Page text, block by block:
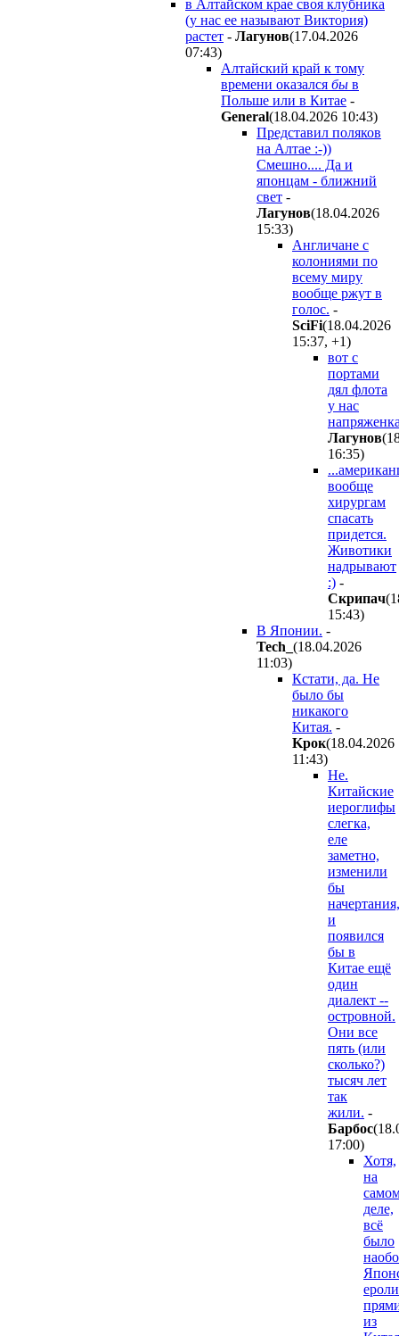
в Алтайском крае своя клубника
(у нас ее называют Виктория)
растет - Лaгyнoв(17.04.2026
07:43)
Алтайский край к тому
времени оказался бы в
Польше или в Китае -
General(18.04.2026 10:43)
Представил поляков
на Алтае :-))
Смешно.... Да и
японцам - ближний
свет -
Лaгyнoв(18.04.2026
15:33)
Англичане с
колониями по
всему миру
вообще ржут в
голос. -
SciFi(18.04.2026
15:37, +1)
вот с
портами
дял флота
у нас
Лaгyнoв
16:35)
вообще
хирургам
спасать
придется.
Животики
надрывают
:) -
Cкpипaч
15:43)
В Японии. -
Tech_ (18.04.2026
11:03)
Кстати, да. Не
было бы
никакого
Китая. -
Kpoк(18.04.2026
11:43)
Не.
Китайские
иероглифы
слегка,
еле
заметно,
изменили
бы
начертания,
и
появился
бы в
Китае ещё
один
диалект --
островной.
Они все
пять (или
сколько?)
тысяч лет
так
жили. -
Бapбoc
17:00)
Хотя,
на
деле,
всё
было
из